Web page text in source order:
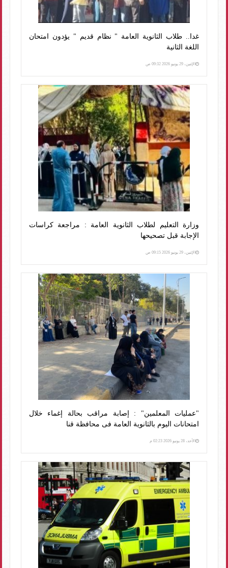
غدا.. طلاب الثانوية العامة " نظام قديم " يؤدون امتحان
اللغة الثانية
الإثنين، 29 يونيو 2026 09:32 ص
وزارة التعليم لطلاب الثانوية العامة : مراجعة كراسات
الإجابة قبل تصحيحها
الإثنين، 29 يونيو 2026 09:15 ص
"عمليات المعلمين" : إصابة مراقب بحالة إغماء خلال
امتحانات اليوم بالثانوية العامة فى محافظة قنا
الأحد، 28 يونيو 2026 02:23 م